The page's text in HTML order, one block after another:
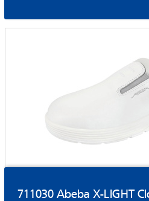
711030 Abeba X-LIGHT